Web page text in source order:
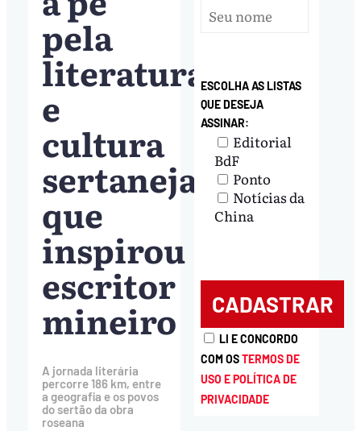
pela
literatura
e
cultura
sertaneja
que
inspirou
escritor
mineiro
A jornada literária
percorre 186 km, entre
a geografia e os povos
do sertão da obra
roseana
ESCOLHA AS LISTAS
QUE DESEJA
ASSINAR:
Editorial
BdF
Ponto
Notícias da
China
LI E CONCORDO
COM OSTERMOS DE
USO E POLÍTICA DE
PRIVACIDADE